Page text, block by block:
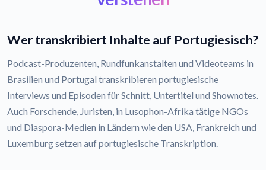
Wer transkribiert Inhalte auf Portugiesisch?
Podcast-Produzenten, Rundfunkanstalten und Videoteams in
Brasilien und Portugal transkribieren portugiesische
Interviews und Episoden für Schnitt, Untertitel und Shownotes.
Auch Forschende, Juristen, in Lusophon-Afrika tätige NGOs
und Diaspora-Medien in Ländern wie den USA, Frankreich und
Luxemburg setzen auf portugiesische Transkription.